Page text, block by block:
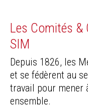
Les Comités &
SIM
Depuis 1826, les
et se fédèrent au
travail pour mener
ensemble.